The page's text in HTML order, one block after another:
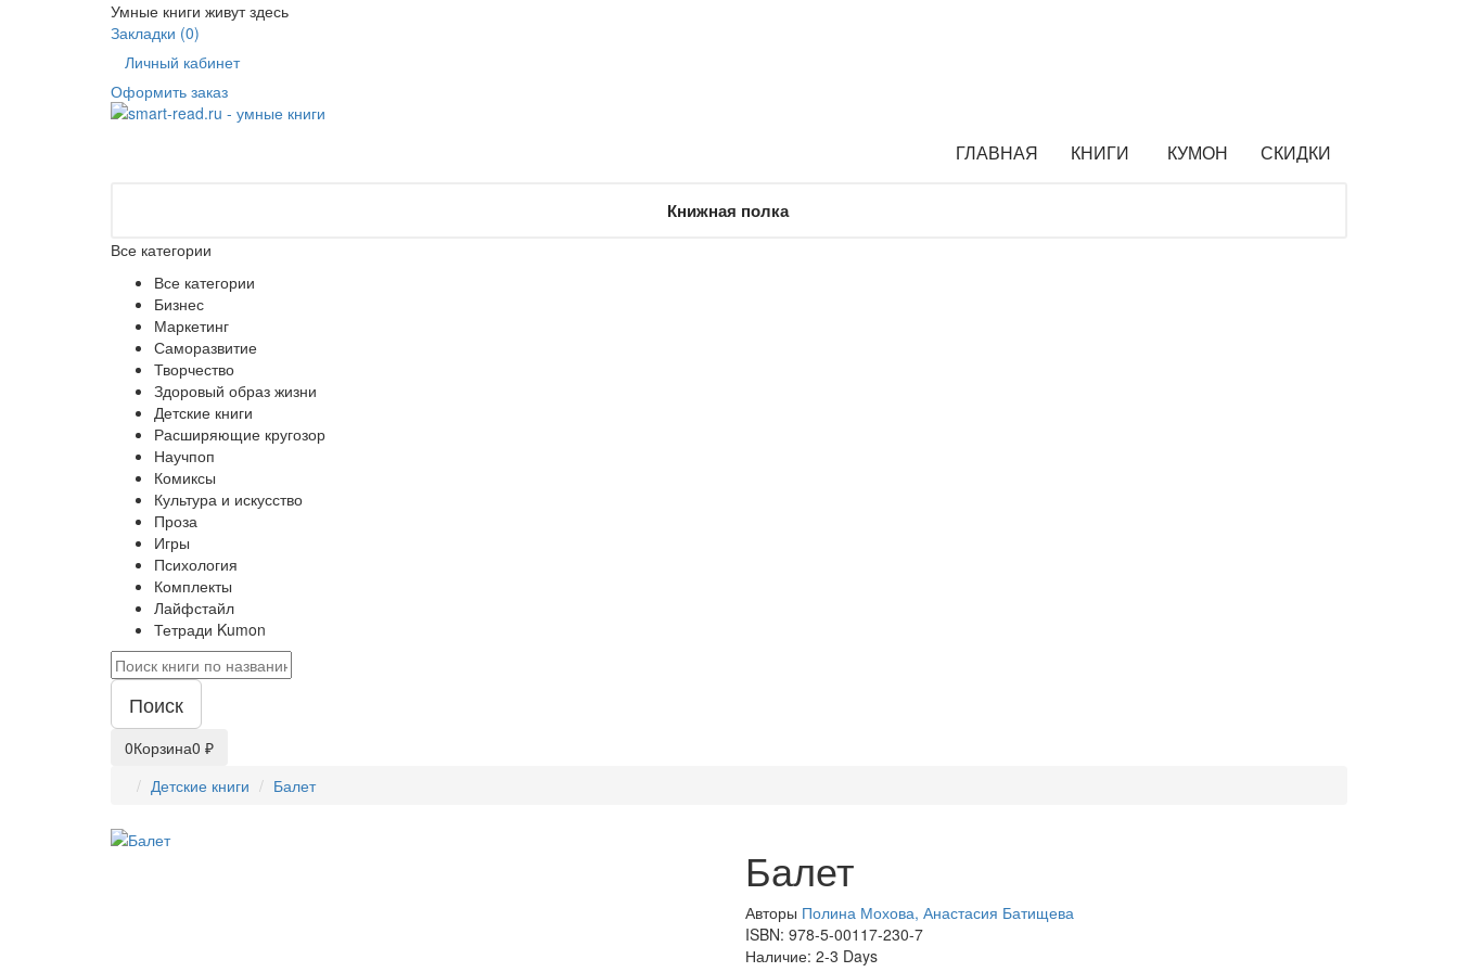
Умные книги живут здесь
Закладки (0)
Личный кабинет
Оформить заказ
ГЛАВНАЯ КНИГИ КУМОН СКИДКИ
Книжная полка
Все категории
Все категории
Бизнес
Маркетинг
Саморазвитие
Творчество
Здоровый образ жизни
Детские книги
Расширяющие кругозор
Научпоп
Комиксы
Культура и искусство
Проза
Игры
Психология
Комплекты
Лайфстайл
Тетради Kumon
Поиск
0Корзина0 ₽
Детские книги
Балет
Балет
Авторы Полина Мохова, Анастасия Батищева
ISBN: 978-5-00117-230-7
Наличие: 2-3 Days